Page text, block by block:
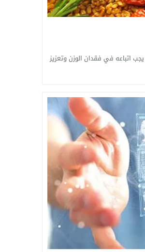
اتباعه في فقدان الوزن وتعزيز